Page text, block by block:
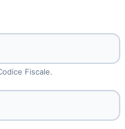
Fiscale.